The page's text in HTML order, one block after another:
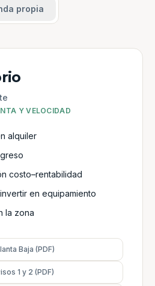
propia
Y VELOCIDAD
alquiler
costo–rentabilidad
en equipamiento
la zona
Baja (PDF)
1 y 2 (PDF)